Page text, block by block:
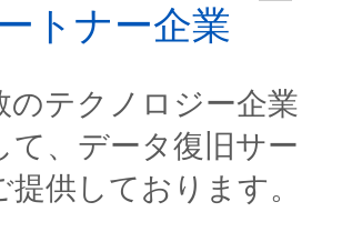
トナー企業
のテクノロジー企業
て、データ復旧サー
提供しております。